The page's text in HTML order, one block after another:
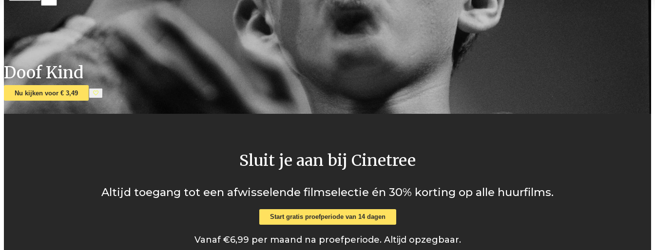
Doof Kind
Nu kijken voor € 3,49
Sluit je aan bij Cinetree
Altijd toegang tot een afwisselende filmselectie én 30% korting op alle huurfilms.
Start gratis proefperiode van 14 dagen
Vanaf €6,99 per maand na proefperiode. Altijd opzegbaar.